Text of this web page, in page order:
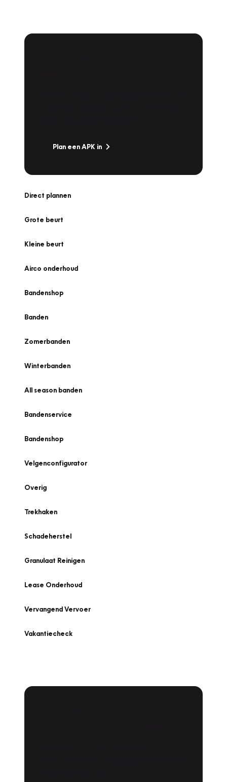
Plan een APK in
Direct plannen
Grote beurt
Kleine beurt
Airco onderhoud
Bandenshop
Banden
Zomerbanden
Winterbanden
All season banden
Bandenservice
Bandenshop
Velgenconfigurator
Overig
Trekhaken
Schadeherstel
Granulaat Reinigen
Lease Onderhoud
Vervangend Vervoer
Vakantiecheck